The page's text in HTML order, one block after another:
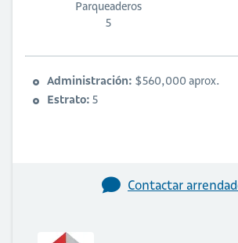
Parqueaderos
5
Administración: $560,000 aprox.
Estrato: 5
Contactar